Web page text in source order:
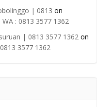
| 0813 on
: 0813 3577 1362
| 0813 3577 1362 on
3577 1362